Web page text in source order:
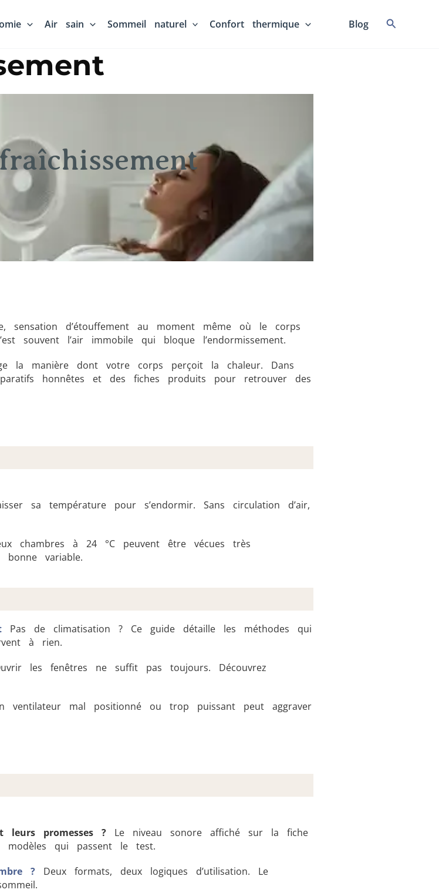
Air sain Sommeil naturel Confort thermique Blog
sensation d’étouffement au moment même où le corps
souvent l’air immobile qui bloque l’endormissement.
la manière dont votre corps perçoit la chaleur. Dans
honnêtes et des fiches produits pour retrouver des
sa température pour s’endormir. Sans circulation d’air,
chambres à 24 °C peuvent être vécues très
variable.
Pas de climatisation ? Ce guide détaille les méthodes qui
à rien.
les fenêtres ne suffit pas toujours. Découvrez
ventilateur mal positionné ou trop puissant peut aggraver
leurs promesses ? Le niveau sonore affiché sur la fiche
qui passent le test.
? Deux formats, deux logiques d’utilisation. Le